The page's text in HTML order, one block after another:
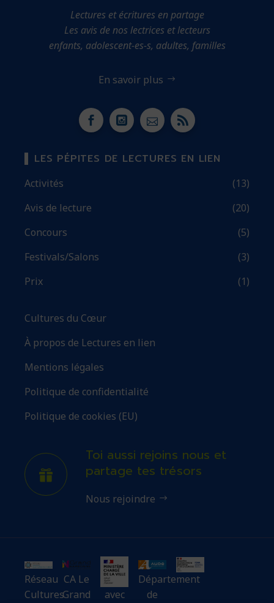
Lectures et écritures en partage
Les avis de nos lectrices et lecteurs
enfants, adolescent-es-s, adultes, familles
En savoir plus
LES PÉPITES DE LECTURES EN LIEN
Activités
(13)
Avis de lecture
(20)
Concours
(5)
Festivals/Salons
(3)
Prix
(1)
Cultures du Cœur
À propos de Lectures en lien
Mentions légales
Politique de confidentialité
Politique de cookies (EU)
Toi aussi rejoins nous et
partage tes trésors
Nous rejoindre
Réseau
Cultures
CA Le
Grand
avec
Département
de